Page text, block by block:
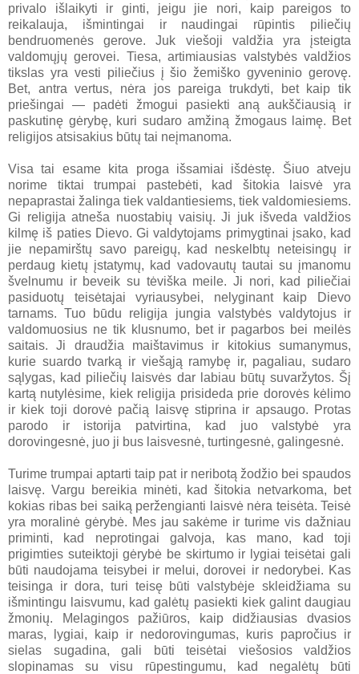
privalo išlaikyti ir ginti, jeigu jie nori, kaip pareigos to
reikalauja, išmintingai ir naudingai rūpintis piliečių
bendruomenės gerove. Juk viešoji valdžia yra įsteigta
valdomųjų gerovei. Tiesa, artimiausias valstybės valdžios
tikslas yra vesti piliečius į šio žemiško gyveninio gerovę.
Bet, antra vertus, nėra jos pareiga trukdyti, bet kaip tik
priešingai — padėti žmogui pasiekti aną aukščiausią ir
paskutinę gėrybę, kuri sudaro amžiną žmogaus laimę. Bet
religijos atsisakius būtų tai neįmanoma.
Visa tai esame kita proga išsamiai išdėstę. Šiuo atveju
norime tiktai trumpai pastebėti, kad šitokia laisvė yra
nepaprastai žalinga tiek valdantiesiems, tiek valdomiesiems.
Gi religija atneša nuostabių vaisių. Ji juk išveda valdžios
kilmę iš paties Dievo. Gi valdytojams primygtinai įsako, kad
jie nepamirštų savo pareigų, kad neskelbtų neteisingų ir
perdaug kietų įstatymų, kad vadovautų tautai su įmanomu
švelnumu ir beveik su tėviška meile. Ji nori, kad piliečiai
pasiduotų teisėtajai vyriausybei, nelyginant kaip Dievo
tarnams. Tuo būdu religija jungia valstybės valdytojus ir
valdomuosius ne tik klusnumo, bet ir pagarbos bei meilės
saitais. Ji draudžia maištavimus ir kitokius sumanymus,
kurie suardo tvarką ir viešąją ramybę ir, pagaliau, sudaro
sąlygas, kad piliečių laisvės dar labiau būtų suvaržytos. Šį
kartą nutylėsime, kiek religija prisideda prie dorovės kėlimo
ir kiek toji dorovė pačią laisvę stiprina ir apsaugo. Protas
parodo ir istorija patvirtina, kad juo valstybė yra
dorovingesnė, juo ji bus laisvesnė, turtingesnė, galingesnė.
Turime trumpai aptarti taip pat ir neribotą žodžio bei spaudos
laisvę. Vargu bereikia minėti, kad šitokia netvarkoma, bet
kokias ribas bei saiką peržengianti laisvė nėra teisėta. Teisė
yra moralinė gėrybė. Mes jau sakėme ir turime vis dažniau
priminti, kad neprotingai galvoja, kas mano, kad toji
prigimties suteiktoji gėrybė be skirtumo ir lygiai teisėtai gali
būti naudojama teisybei ir melui, dorovei ir nedorybei. Kas
teisinga ir dora, turi teisę būti valstybėje skleidžiama su
išmintingu laisvumu, kad galėtų pasiekti kiek galint daugiau
žmonių. Melagingos pažiūros, kaip didžiausias dvasios
maras, lygiai, kaip ir nedorovingumas, kuris papročius ir
sielas sugadina, gali būti teisėtai viešosios valdžios
slopinamas su visu rūpestingumu, kad negalėtų būti